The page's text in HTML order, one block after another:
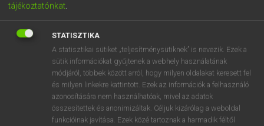
tájékoztatónkat
STATISZTIKA
A statisztikai sütiket „teljesítménysütiknek” is nevezik. Ezek a
sütik információkat gyűjtenek a webhely használatának
módjáról, többek között arról, hogy milyen oldalakat keresett fel
és milyen linkekre kattintott. Ezek az információk a felhasználó
azonosítására nem használhatóak, mivel az adatok
összesítettek és anonimizáltak. Céljuk kizárólag a weboldal
funkcióinak javítása. Ezek közé tartoznak a harmadik féltől